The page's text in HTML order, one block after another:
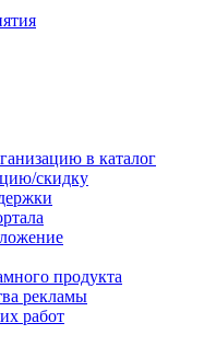
в каталог
скидку
продукта
рекламы
работ